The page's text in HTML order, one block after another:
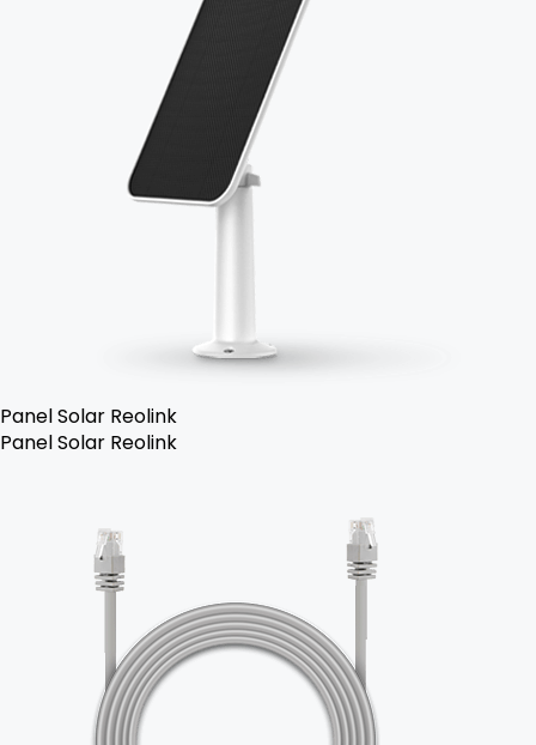
Panel Solar Reolink
Panel Solar Reolink